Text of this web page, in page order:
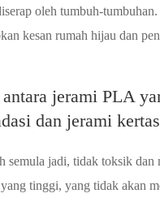
oleh tumbuh-
kesan rumah hijau dan
antara jerami PLA
dan jerami kertas
semula jadi, tidak toksik dan
tinggi, yang tidak akan